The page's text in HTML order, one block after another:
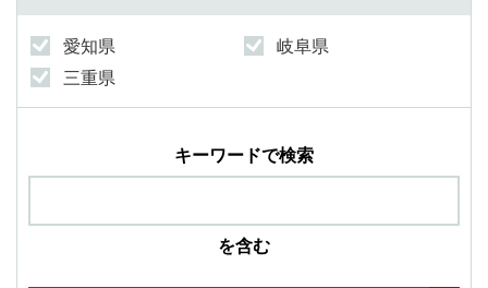
愛知県
岐阜県
三重県
キーワードで検索
を含む